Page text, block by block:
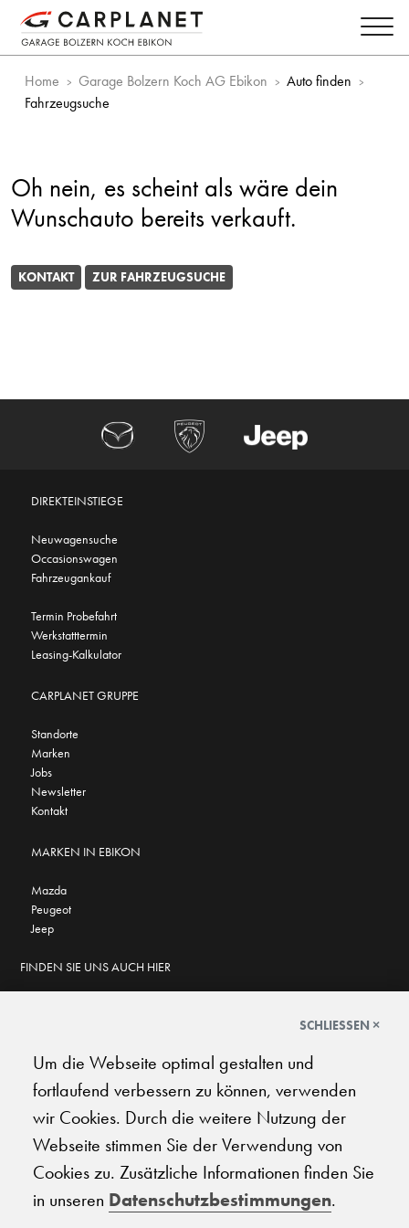
Home Garage Bolzern Koch AG Ebikon
Auto finden
Fahrzeugsuche
Oh nein, es scheint als wäre dein
Wunschauto bereits verkauft.
KONTAKT ZUR FAHRZEUGSUCHE
DIREKTEINSTIEGE
Neuwagensuche
Occasionswagen
Fahrzeugankauf
Termin Probefahrt
Werkstatttermin
Leasing-Kalkulator
CARPLANET GRUPPE
Standorte
Marken
Jobs
Newsletter
Kontakt
MARKEN IN EBIKON
Mazda
Peugeot
Jeep
FINDEN SIE UNS AUCH HIER
4.6 ★★★★★
★★★★★
© 2026 Carplanet Galliker
SCHLIESSEN ×
Um die Webseite optimal gestalten und
fortlaufend verbessern zu können, verwenden
wir Cookies. Durch die weitere Nutzung der
Webseite stimmen Sie der Verwendung von
Cookies zu. Zusätzliche Informationen finden Sie
in unseren Datenschutzbestimmungen.